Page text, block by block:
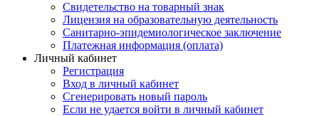
Свидетельство на товарный знак
Лицензия на образовательную деятельность
Санитарно-эпидемиологическое заключение
Платежная информация (оплата)
Личный кабинет
Регистрация
Вход в личный кабинет
Сгенерировать новый пароль
Если не удается войти в личный кабинет